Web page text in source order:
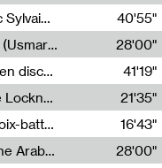
Anatomie du Tomason, entretien avec Sylvain Cardonnel
40'55"
Radia Show #1095 : To Communicate (Usmaradio)
28'00"
Light turbulences #2 : Jérôme Game en discussion avec Thomas Corlin
41'19"
Light turbulences #3 : Le Châ (Lutèce Lockness)
21'35"
Light turbulences #1 : ON TIME (live voix-batterie) avec Jérôme Game & Jean-Michel Espitallier
16'43"
Radia Show #1094 Chronicles from the Arab Cold War by Ghazi Barakat
28'00"